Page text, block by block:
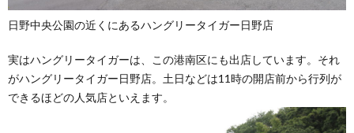
日野中央公園の近くにあるハングリータイガー日野店
実はハングリータイガーは、この港南区にも出店しています。それ
がハングリータイガー日野店。土日などは11時の開店前から行列が
できるほどの人気店といえます。